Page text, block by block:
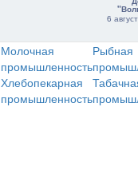
6
Молочная
промышленность
Рыбная
Хлебопекарная
промышленность